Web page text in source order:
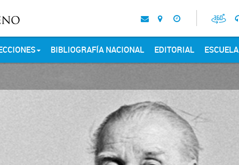
BIBLIOGRAFÍA NACIONAL EDITORIAL ESCUELA